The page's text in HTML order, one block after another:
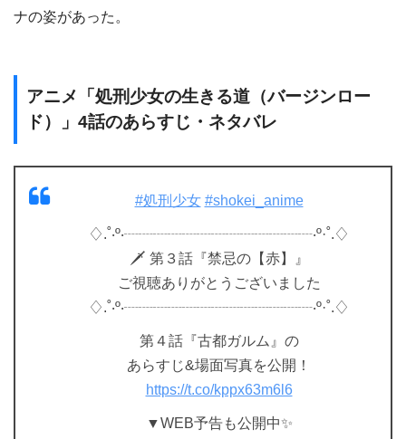
ナの姿があった。
アニメ「処刑少女の生きる道（バージンロー
ド）」4話のあらすじ・ネタバレ
#処刑少女 #shokei_anime
♢.˚‧º‧┈┈┈┈┈┈┈┈┈┈┈┈┈‧º·˚.♢
🗡 第３話『禁忌の【赤】』
ご視聴ありがとうございました
♢.˚‧º‧┈┈┈┈┈┈┈┈┈┈┈┈┈‧º·˚.♢
第４話『古都ガルム』の
あらすじ&場面写真を公開！
https://t.co/kppx63m6l6
▼WEB予告も公開中✨